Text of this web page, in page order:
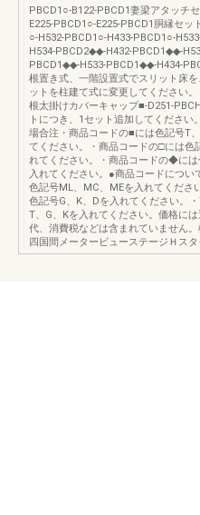
PBCD1○-B122-PBCD1妻梁アタッチ
E225-PBCD1○-E225-PBCD1胴縁セッ
○-H532-PBCD1○-H433-PBCD1○-
H534-PBCD2◆◆-H432-PBCD1◆◆-
PBCD1◆◆-H533-PBCD1◆◆-H434-
根置き式、一階設置式でスリット床
ットを柱建て式に変更してください。
根太掛けカバーキャップ■-D251-
トにつき、1セット追加してください
場合注・商品コードの■には色記号T
てください。・商品コードの□には色
れてください。・商品コードの◆には
入れてください。●商品コードにつ
色記号ML、MC、MEを入れてくださ
色記号G、K、Dを入れてください。
T、G、Kを入れてください。価格に
代、消費税などは含まれていません
四国間メータービューステージＨス